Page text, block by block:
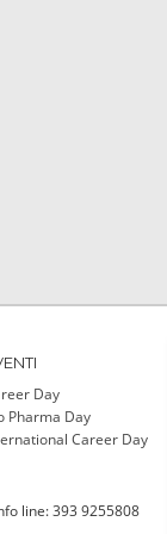
Day
Pharma Day
Career Day
line: 393 9255808